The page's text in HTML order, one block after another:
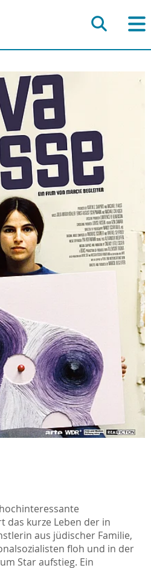
kurze Leben der in
aus jüdischer Familie,
floh und in der
Star aufstieg. Ein